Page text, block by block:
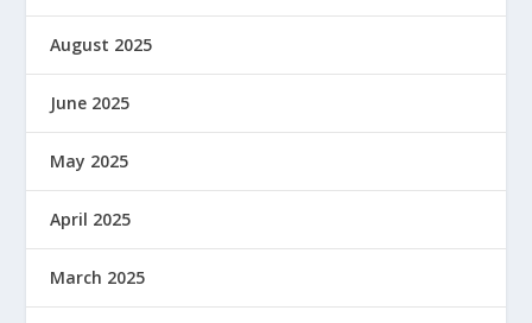
August 2025
June 2025
May 2025
April 2025
March 2025